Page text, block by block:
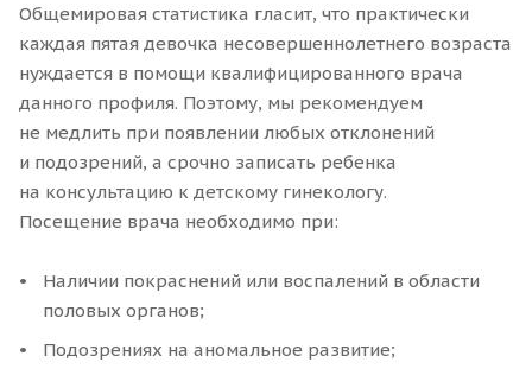
Общемировая статистика гласит, что практически
каждая пятая девочка несовершеннолетнего возраста
нуждается в помощи квалифицированного врача
данного профиля. Поэтому, мы рекомендуем
не медлить при появлении любых отклонений
и подозрений, а срочно записать ребенка
на консультацию к детскому гинекологу.
Посещение врача необходимо при:
Наличии покраснений или воспалений в области
половых органов;
Подозрениях на аномальное развитие;